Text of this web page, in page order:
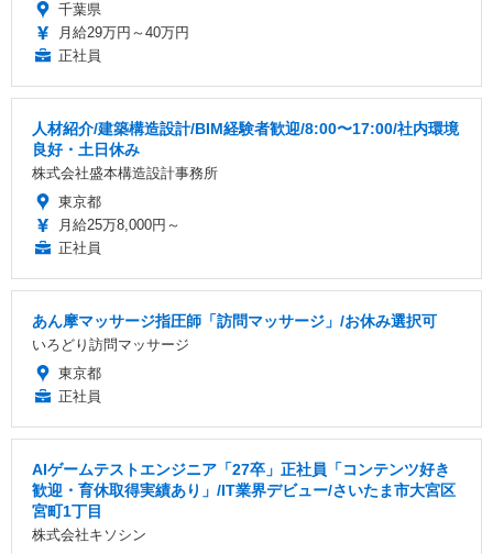
千葉県
月給29万円～40万円
正社員
人材紹介/建築構造設計/BIM経験者歓迎/8:00〜17:00/社内環境
良好・土日休み
株式会社盛本構造設計事務所
東京都
月給25万8,000円～
正社員
あん摩マッサージ指圧師「訪問マッサージ」/お休み選択可
いろどり訪問マッサージ
東京都
正社員
AIゲームテストエンジニア「27卒」正社員「コンテンツ好き
歓迎・育休取得実績あり」/IT業界デビュー/さいたま市大宮区
宮町1丁目
株式会社キソシン